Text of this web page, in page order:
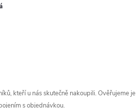
kteří u nás skutečně nakoupili. Ověřujeme je
s objednávkou.